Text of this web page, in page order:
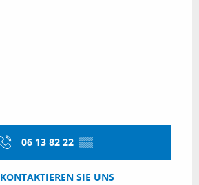
06 13 82 22 ▒▒
KONTAKTIEREN SIE UNS